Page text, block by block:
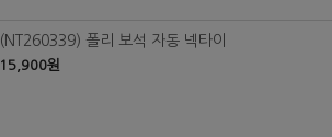
(NT260339) 폴리 보석 자동 넥타이
15,900원